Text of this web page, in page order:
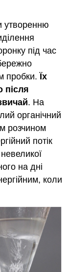
утворенню
під час
пробки. Їх
після
. На
органічний
розчином
потік
на дні
коли